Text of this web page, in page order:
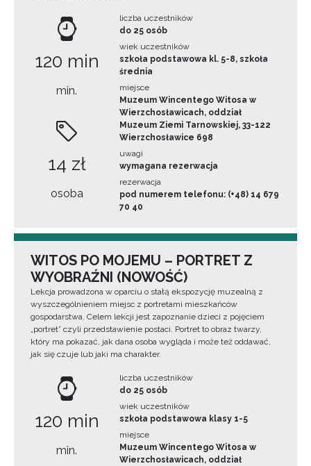
120 min
min.
14 zł
osoba
liczba uczestników
do 25 osób
wiek uczestników
szkoła podstawowa kl. 5-8, szkoła
średnia
miejsce
Muzeum Wincentego Witosa w
Wierzchosławicach, oddział
Muzeum Ziemi Tarnowskiej, 33-122
Wierzchosławice 698
uwagi
wymagana rezerwacja
rezerwacja
pod numerem telefonu: (+48) 14 679
70 40
WITOS PO MOJEMU – PORTRET Z
WYOBRAŹNI (NOWOŚĆ)
Lekcja prowadzona w oparciu o stałą ekspozycję muzealną z
wyszczególnieniem miejsc z portretami mieszkańców
gospodarstwa. Celem lekcji jest zapoznanie dzieci z pojęciem
„portret” czyli przedstawienie postaci. Portret to obraz twarzy,
który ma pokazać, jak dana osoba wygląda i może też oddawać,
jak się czuje lub jaki ma charakter.
120 min
min.
liczba uczestników
do 25 osób
wiek uczestników
szkoła podstawowa klasy 1-5
miejsce
Muzeum Wincentego Witosa w
Wierzchosławicach, oddział